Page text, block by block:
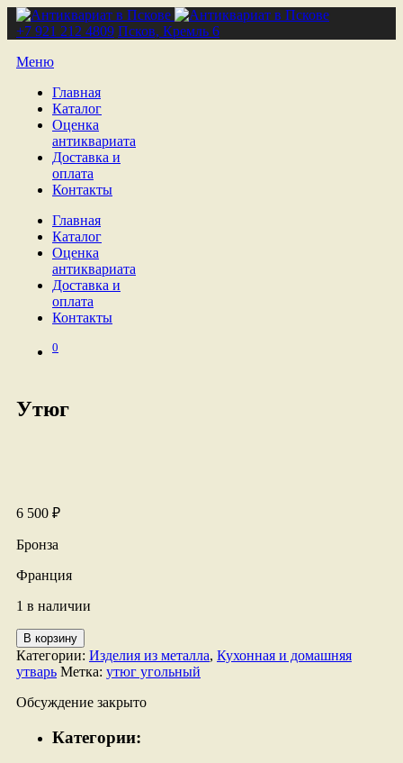
+7 921 212 4809 Псков, Кремль 6
Меню
Главная
Каталог
Оценка
антиквариата
Доставка и
оплата
Контакты
Главная
Каталог
Оценка
антиквариата
Доставка и
оплата
Контакты
0
Утюг
6 500 ₽
Бронза
Франция
1 в наличии
Количество
товара
Утюг
В корзину
Категории: Изделия из металла, Кухонная и домашняя
утварь Метка: утюг угольный
Обсуждение закрыто
Категории: